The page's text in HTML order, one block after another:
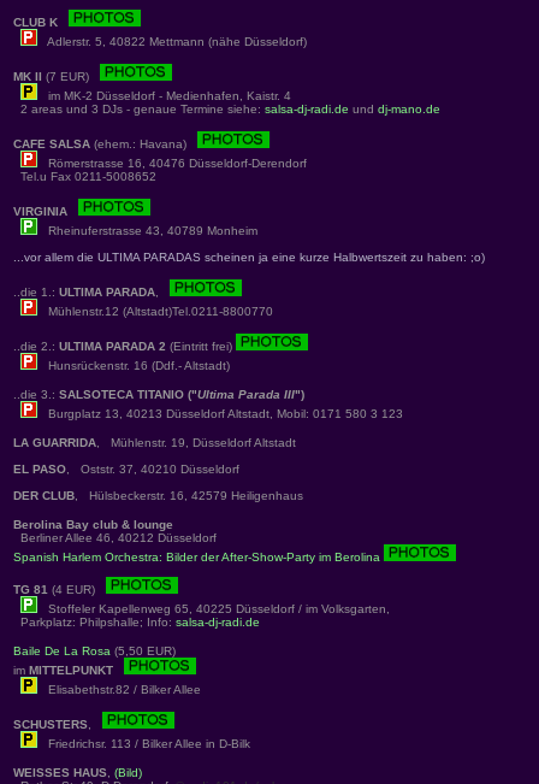
CLUB K
Adlerstr. 5, 40822 Mettmann (nähe Düsseldorf)
MK II (7 EUR)
im MK-2 Düsseldorf - Medienhafen, Kaistr. 4
2 areas und 3 DJs - genaue Termine siehe: salsa-dj-radi.de und dj-mano.de
CAFE SALSA (ehem.: Havana)
Römerstrasse 16, 40476 Düsseldorf-Derendorf
Tel.u Fax 0211-5008652
VIRGINIA
Rheinuferstrasse 43, 40789 Monheim
...vor allem die ULTIMA PARADAS scheinen ja eine kurze Halbwertszeit zu haben: ;o)
..die 1.: ULTIMA PARADA,
Mühlenstr.12 (Altstadt)Tel.0211-8800770
..die 2.: ULTIMA PARADA 2 (Eintritt frei)
Hunsrückenstr. 16 (Ddf.- Altstadt)
..die 3.: SALSOTECA TITANIO ("Ultima Parada III")
Burgplatz 13, 40213 Düsseldorf Altstadt, Mobil: 0171 580 3 123
LA GUARRIDA, Mühlenstr. 19, Düsseldorf Altstadt
EL PASO, Oststr. 37, 40210 Düsseldorf
DER CLUB, Hülsbeckerstr. 16, 42579 Heiligenhaus
Berolina Bay club & lounge
Berliner Allee 46, 40212 Düsseldorf
Spanish Harlem Orchestra: Bilder der After-Show-Party im Berolina
TG 81 (4 EUR)
Stoffeler Kapellenweg 65, 40225 Düsseldorf / im Volksgarten,
Parkplatz: Philpshalle; Info: salsa-dj-radi.de
Baile De La Rosa (5,50 EUR)
im MITTELPUNKT
Elisabethstr.82 / Bilker Allee
SCHUSTERS,
Friedrichsr. 113 / Bilker Allee in D-Bilk
WEISSES HAUS, (Bild)